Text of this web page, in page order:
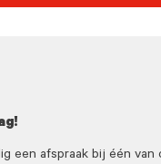
een afspraak bij één van